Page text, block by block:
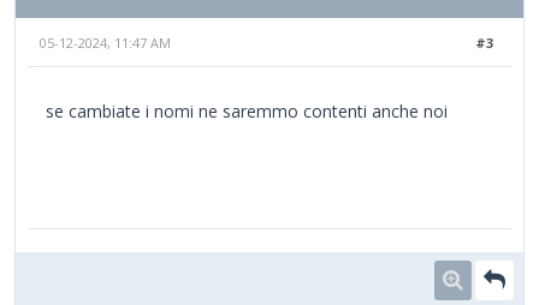
#3
05-12-2024, 11:47 AM
se cambiate i nomi ne saremmo contenti anche noi